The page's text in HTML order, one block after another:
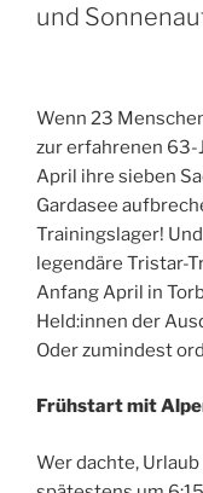
und
Wenn 23
zur erfahrenen 63-
April ihre sieben
Gardasee
Trainingslager!
legendäre Tristar-
Anfang April in
Held:innen der
Oder zumindest
Frühstart mit
Wer dachte,